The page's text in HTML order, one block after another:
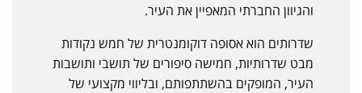
והגיוון החברתי המאפיין את העיר.
שדרותים הוא אסופה דוקומנטרית של חמש נקודות
מבט שדרותיות, חמישה סיפורים של תושבי ותושבות
העיר, המופקים בהשתתפותם, ובליווי מקצועי של